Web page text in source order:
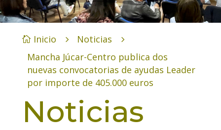
 Inicio 5 Noticias 5
Mancha Júcar-Centro publica dos
nuevas convocatorias de ayudas Leader
por importe de 405.000 euros
Noticias